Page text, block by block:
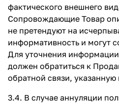
фактического внешнего
Сопровождающие Товар
не претендуют на
информативность и могут
Для уточнения
должен обратиться к
обратной связи, указанную
3.4. В случае аннуляции